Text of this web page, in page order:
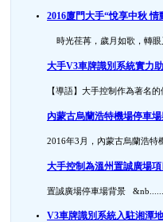
2016廈門大手“悅享中秋
時光荏苒，歲月如歌，轉眼
大手V3車牌識別系統實力
【導語】大手控制作為著名
內蒙古烏蘭浩特機場停車
2016年3月，內蒙古烏蘭浩特
大手控制為溫州置誠廣場
置誠廣場停車場背景 &nb......
V3車牌識別系統入駐湘潭